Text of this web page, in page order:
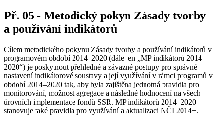
Př. 05 - Metodický pokyn Zásady tvorby
a používání indikátorů
Cílem metodického pokynu Zásady tvorby a používání indikátorů v
programovém období 2014–2020 (dále jen „MP indikátorů 2014–
2020“) je poskytnout přehledné a závazné postupy pro správné
nastavení indikátorové soustavy a její využívání v rámci programů v
období 2014–2020 tak, aby byla zajištěna jednotná pravidla pro
monitorování, možnost agregace a následné hodnocení na všech
úrovních implementace fondů SSR. MP indikátorů 2014–2020
stanovuje také pravidla pro využívání a aktualizaci NČI 2014+.